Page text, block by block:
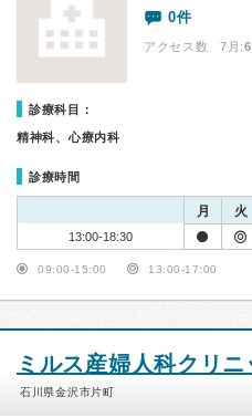
0件
アクセス数 7月:6
診療科目：
精神科、心療内科
診療時間
月 火
13:00-18:30
09:00-15:00 13:00-17:00
ミルス産婦人科クリニ
石川県金沢市片町